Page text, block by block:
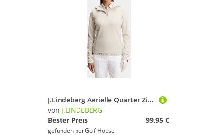
J.Lindeberg Aerielle Quarter Zip Hood Stretch Midlayer sand
von J.LINDEBERG
Bester Preis
99,95 €
gefunden bei Golf House